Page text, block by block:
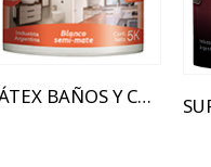
LÁTEX BAÑOS Y COCINAS